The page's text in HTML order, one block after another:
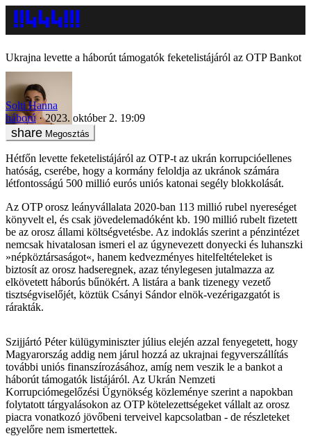
Ukrajna levette a háborút támogatók feketelistájáról az OTP Bankot
Solti Hanna
háború
2023. október 2. 19:09
Megosztás
Hétfőn levette feketelistájáról az OTP-t az ukrán korrupcióellenes
hatóság, cserébe, hogy a kormány feloldja az ukránok számára
létfontosságú 500 millió eurós uniós katonai segély blokkolását.
Az OTP orosz leányvállalata 2020-ban 113 millió rubel nyereséget
könyvelt el, és csak jövedelemadóként kb. 190 millió rubelt fizetett
be az orosz állami költségvetésbe. Az indoklás szerint a pénzintézet
nemcsak hivatalosan ismeri el az úgynevezett donyecki és luhanszki
»népköztársaságot«, hanem kedvezményes hitelfeltételeket is
biztosít az orosz hadseregnek, azaz ténylegesen jutalmazza az
elkövetett háborús bűnökért. A listára a bank tizenegy vezető
tisztségviselőjét, köztük Csányi Sándor elnök-vezérigazgatót is
rárakták.
Szijjártó Péter külügyminiszter július elején azzal fenyegetett, hogy
Magyarország addig nem járul hozzá az ukrajnai fegyverszállítás
további uniós finanszírozásához, amíg nem veszik le a bankot a
háborút támogatók listájáról. Az Ukrán Nemzeti
Korrupciómegelőzési Ügynökség közleménye szerint a napokban
folytatott tárgyalásokon az OTP kötelezettségeket vállalt az orosz
piacra vonatkozó jövőbeni terveivel kapcsolatban - de részleteket
egyelőre nem ismertettek.